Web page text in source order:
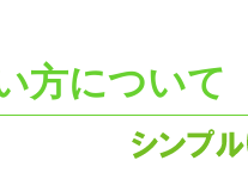
方について